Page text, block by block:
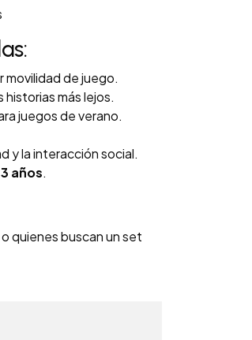
movilidad de juego.
más lejos.
juegos de verano.
y la interacción social.
años.
quienes buscan un set